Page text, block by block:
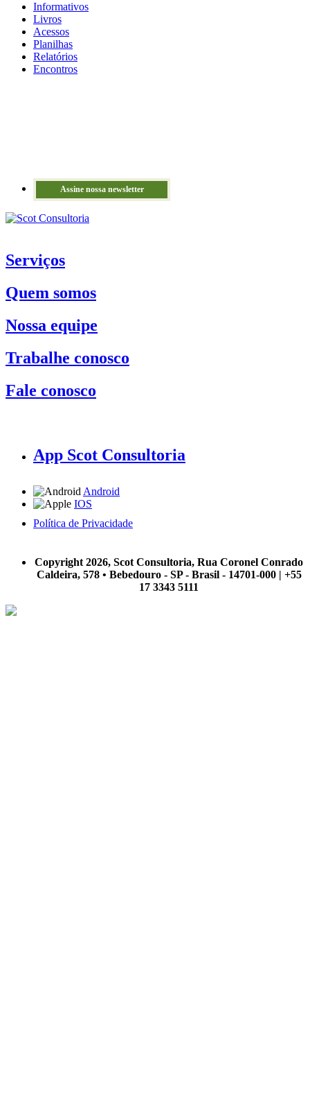
Informativos
Livros
Acessos
Planilhas
Relatórios
Encontros
Assine nossa newsletter
Serviços
Quem somos
Nossa equipe
Trabalhe conosco
Fale conosco
App Scot Consultoria
Android
IOS
Política de Privacidade
Copyright 2026, Scot Consultoria, Rua Coronel Conrado
Caldeira, 578 • Bebedouro - SP - Brasil - 14701-000 | +55
17 3343 5111